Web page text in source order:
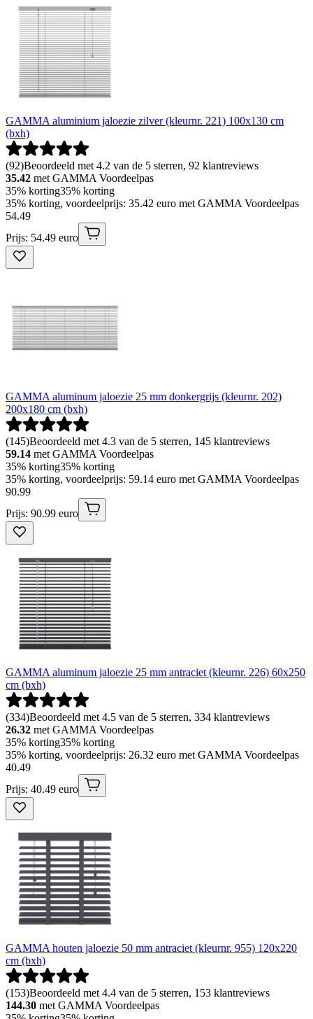
GAMMA aluminium jaloezie zilver (kleurnr. 221) 100x130 cm
(bxh)
(92)Beoordeeld met 4.2 van de 5 sterren, 92 klantreviews
35.42 met GAMMA Voordeelpas
35% korting35% korting
35% korting, voordeelprijs: 35.42 euro met GAMMA Voordeelpas
54.49
Prijs: 54.49 euro
GAMMA aluminum jaloezie 25 mm donkergrijs (kleurnr. 202)
200x180 cm (bxh)
(145)Beoordeeld met 4.3 van de 5 sterren, 145 klantreviews
59.14 met GAMMA Voordeelpas
35% korting35% korting
35% korting, voordeelprijs: 59.14 euro met GAMMA Voordeelpas
90.99
Prijs: 90.99 euro
GAMMA aluminum jaloezie 25 mm antraciet (kleurnr. 226) 60x250
cm (bxh)
(334)Beoordeeld met 4.5 van de 5 sterren, 334 klantreviews
26.32 met GAMMA Voordeelpas
35% korting35% korting
35% korting, voordeelprijs: 26.32 euro met GAMMA Voordeelpas
40.49
Prijs: 40.49 euro
GAMMA houten jaloezie 50 mm antraciet (kleurnr. 955) 120x220
cm (bxh)
(153)Beoordeeld met 4.4 van de 5 sterren, 153 klantreviews
144.30 met GAMMA Voordeelpas